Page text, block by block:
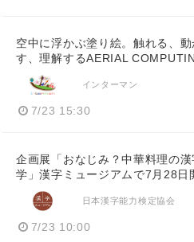
空中に浮かぶ塗り絵。触れる、動
す、理解するAERIAL
インターマン
7/23 15:30
企画展「おなじみ？中華料理の漢
学」漢字ミュージアムで7月28日
日本漢字能力検定協会
7/23 10:00